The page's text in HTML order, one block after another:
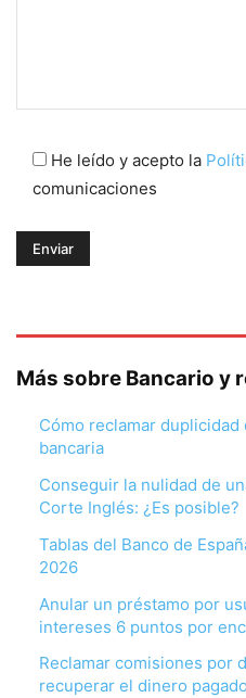
He leído y acepto la
comunicaciones
Más sobre Bancario y
Cómo reclamar
bancaria
Conseguir la nulidad de
Corte Inglés: ¿Es posible?
Tablas del Banco de
2026
Anular un préstamo por
intereses 6 puntos por
Reclamar comisiones por
recuperar el dinero